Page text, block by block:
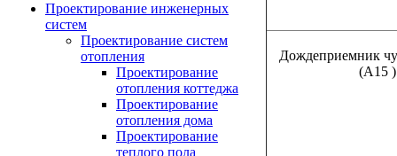
Проектирование инженерных
систем
Проектирование систем
отопления
Проектирование
отопления коттеджа
Проектирование
отопления дома
Проектирование
теплого пола
Дождеприемник
(А15 )